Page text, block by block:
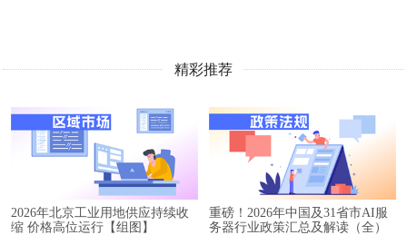
精彩推荐
2026年北京工业用地供应持续收
缩 价格高位运行【组图】
重磅！2026年中国及31省市AI服
务器行业政策汇总及解读（全）